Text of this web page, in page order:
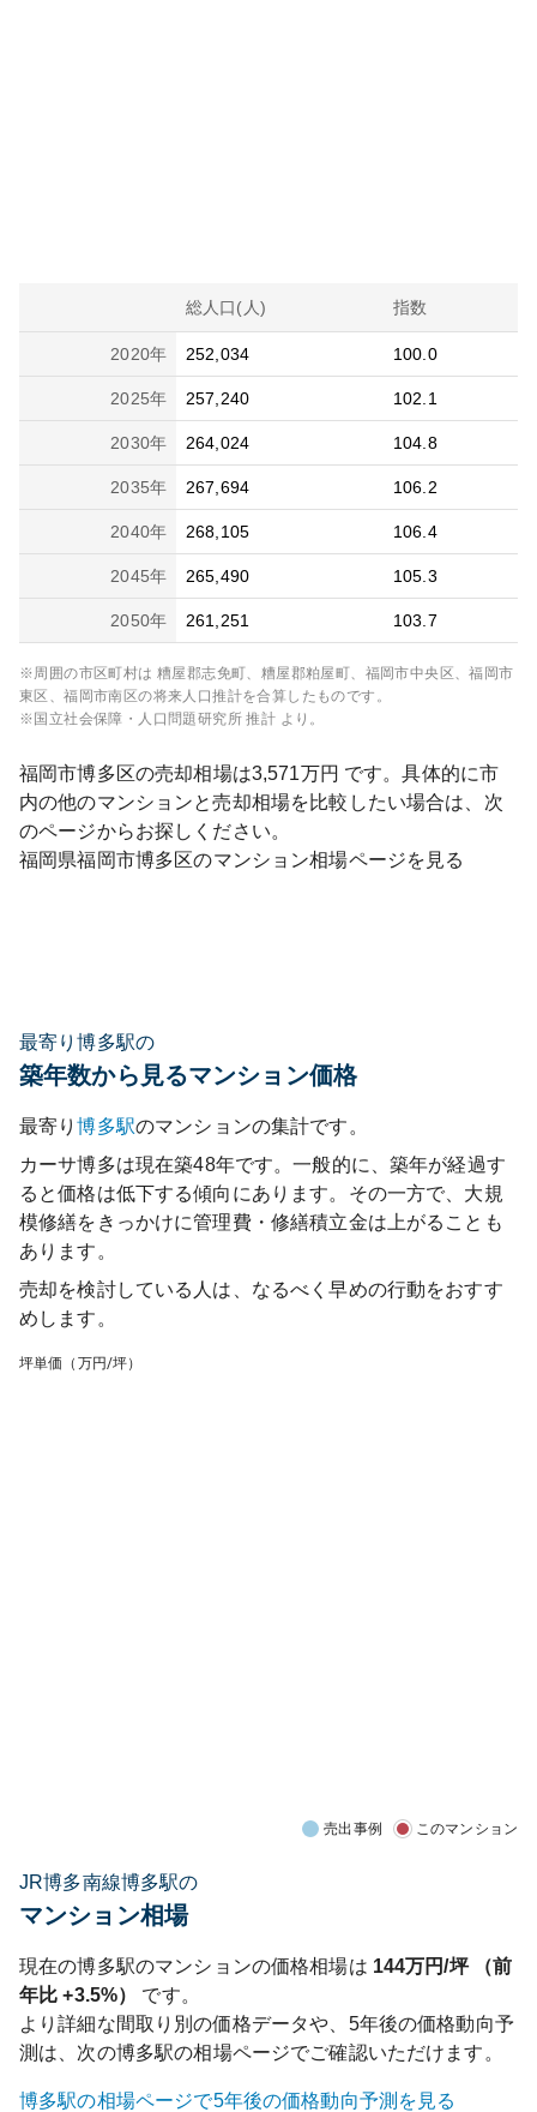
総人口(人) 指数
2020年 252,034 100.0
2025年 257,240 102.1
2030年 264,024 104.8
2035年 267,694 106.2
2040年 268,105 106.4
2045年 265,490 105.3
2050年 261,251 103.7
※周囲の市区町村は 糟屋郡志免町、糟屋郡粕屋町、福岡市中央区、福岡市
東区、福岡市南区の将来人口推計を合算したものです。
※国立社会保障・人口問題研究所 推計 より。
福岡市博多区の売却相場は3,571万円 です。具体的に市
内の他のマンションと売却相場を比較したい場合は、次
のページからお探しください。
福岡県福岡市博多区のマンション相場ページを見る
最寄り博多駅の
築年数から見るマンション価格
最寄り博多駅のマンションの集計です。
カーサ博多は現在築48年です。一般的に、築年が経過す
ると価格は低下する傾向にあります。その一方で、大規
模修繕をきっかけに管理費・修繕積立金は上がることも
あります。
売却を検討している人は、なるべく早めの行動をおすす
めします。
坪単価（万円/坪）
売出事例 このマンション
JR博多南線博多駅の
マンション相場
現在の博多駅のマンションの価格相場は 144万円/坪 （前
年比+3.5%）
です。
より詳細な間取り別の価格データや、5年後の価格動向予
測は、次の博多駅の相場ページでご確認いただけます。
博多駅の相場ページで5年後の価格動向予測を見る